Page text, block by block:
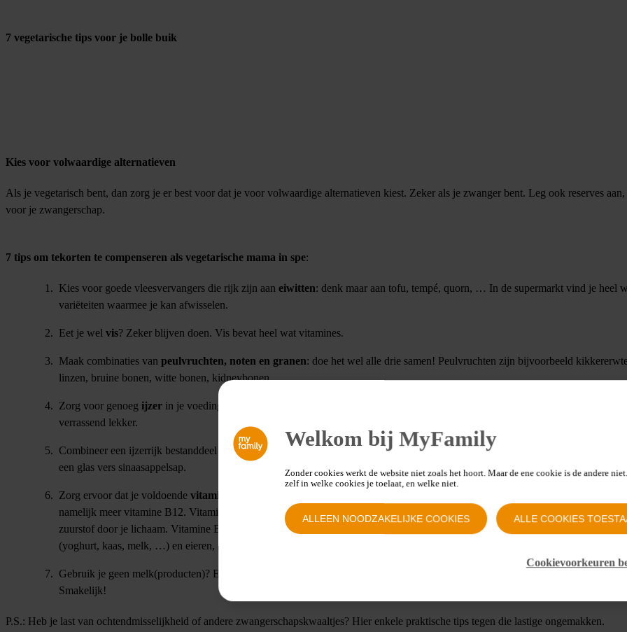
Welkom bij MyFamily
Zonder cookies werkt de website niet zoals het hoort. Maar de ene cookie is de andere
zelf in welke cookies je toelaat, en welke niet.
ALLEEN NOODZAKELIJKE COOKIES ALLE COOKIES
Cookievoorkeuren
7 vegetarische tips voor je bolle buik
Kies voor volwaardige alternatieven
Als je vegetarisch bent, dan zorg je er best voor dat je voor volwaardige alternatieven kiest. Zeker als je zwanger bent. Leg ook reserves aan,
voor je zwangerschap.
7 tips om tekorten te compenseren als vegetarische mama in spe:
Kies voor goede vleesvervangers die rijk zijn aan eiwitten: denk maar aan tofu, tempé, quorn, … In de supermarkt vind je heel
variëteiten waarmee je kan afwisselen.
Eet je wel vis? Zeker blijven doen. Vis bevat heel wat vitamines.
Maak combinaties van peulvruchten, noten en granen: doe het wel alle drie samen! Peulvruchten zijn bijvoorbeeld
linzen, bruine bonen, witte bonen, kidneybonen, …
Zorg voor genoeg ijzer in je voeding: donkere bladgroenten zoals spinazie zijn ideaal! Verwerk het bijvoorbeeld eens in een
verrassend lekker.
Combineer een ijzerrijk bestanddeel met eenvitamine C-bron
. Wees gerust, dat is veel eenvoudiger dan het klinkt: drink
een glas vers sinaasappelsap.
Zorg ervoor dat je voldoende vitamine B12
namelijk meer vitamine B12. Vitamine B12 helpt bij de aanmaak van rode bloedcellen, en die bloedcellen zorgen voor het
zuurstof door je lichaam. Vitamine B12 zit enkel in dierlijke producten. Maar als vegetariër kan je B12 halen uit melkproducten
(yoghurt, kaas, melk, …) en eieren, in plaats van uit vlees en vis.
Gebruik je geen melk(producten)? Eet dan
Smakelijk!
P.S.: Heb je last van ochtendmisselijkheid of andere zwangerschapskwaaltjes? Hier enkele praktische tips tegen die lastige ongemakken.